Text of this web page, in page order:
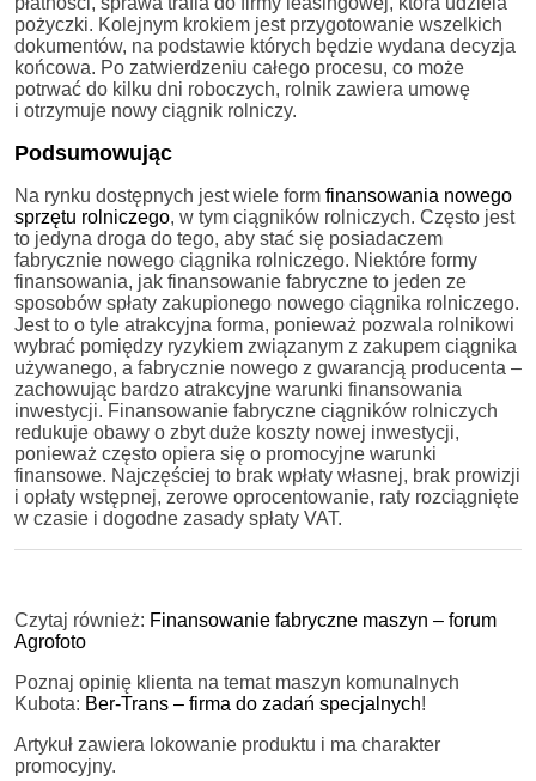
pożyczki. Kolejnym krokiem jest przygotowanie wszelkich
dokumentów, na podstawie których będzie wydana decyzja
końcowa. Po zatwierdzeniu całego procesu, co może
potrwać do kilku dni roboczych, rolnik zawiera umowę
i otrzymuje nowy ciągnik rolniczy.
Podsumowując
Na rynku dostępnych jest wiele form finansowania nowego
sprzętu rolniczego, w tym ciągników rolniczych. Często jest
to jedyna droga do tego, aby stać się posiadaczem
fabrycznie nowego ciągnika rolniczego. Niektóre formy
finansowania, jak finansowanie fabryczne to jeden ze
sposobów spłaty zakupionego nowego ciągnika rolniczego.
Jest to o tyle atrakcyjna forma, ponieważ pozwala rolnikowi
wybrać pomiędzy ryzykiem związanym z zakupem ciągnika
używanego, a fabrycznie nowego z gwarancją producenta –
zachowując bardzo atrakcyjne warunki finansowania
inwestycji. Finansowanie fabryczne ciągników rolniczych
redukuje obawy o zbyt duże koszty nowej inwestycji,
ponieważ często opiera się o promocyjne warunki
finansowe. Najczęściej to brak wpłaty własnej, brak prowizji
i opłaty wstępnej, zerowe oprocentowanie, raty rozciągnięte
w czasie i dogodne zasady spłaty VAT.
Czytaj również: Finansowanie fabryczne maszyn – forum
Agrofoto
Poznaj opinię klienta na temat maszyn komunalnych
Kubota: Ber-Trans – firma do zadań specjalnych!
Artykuł zawiera lokowanie produktu i ma charakter
promocyjny.